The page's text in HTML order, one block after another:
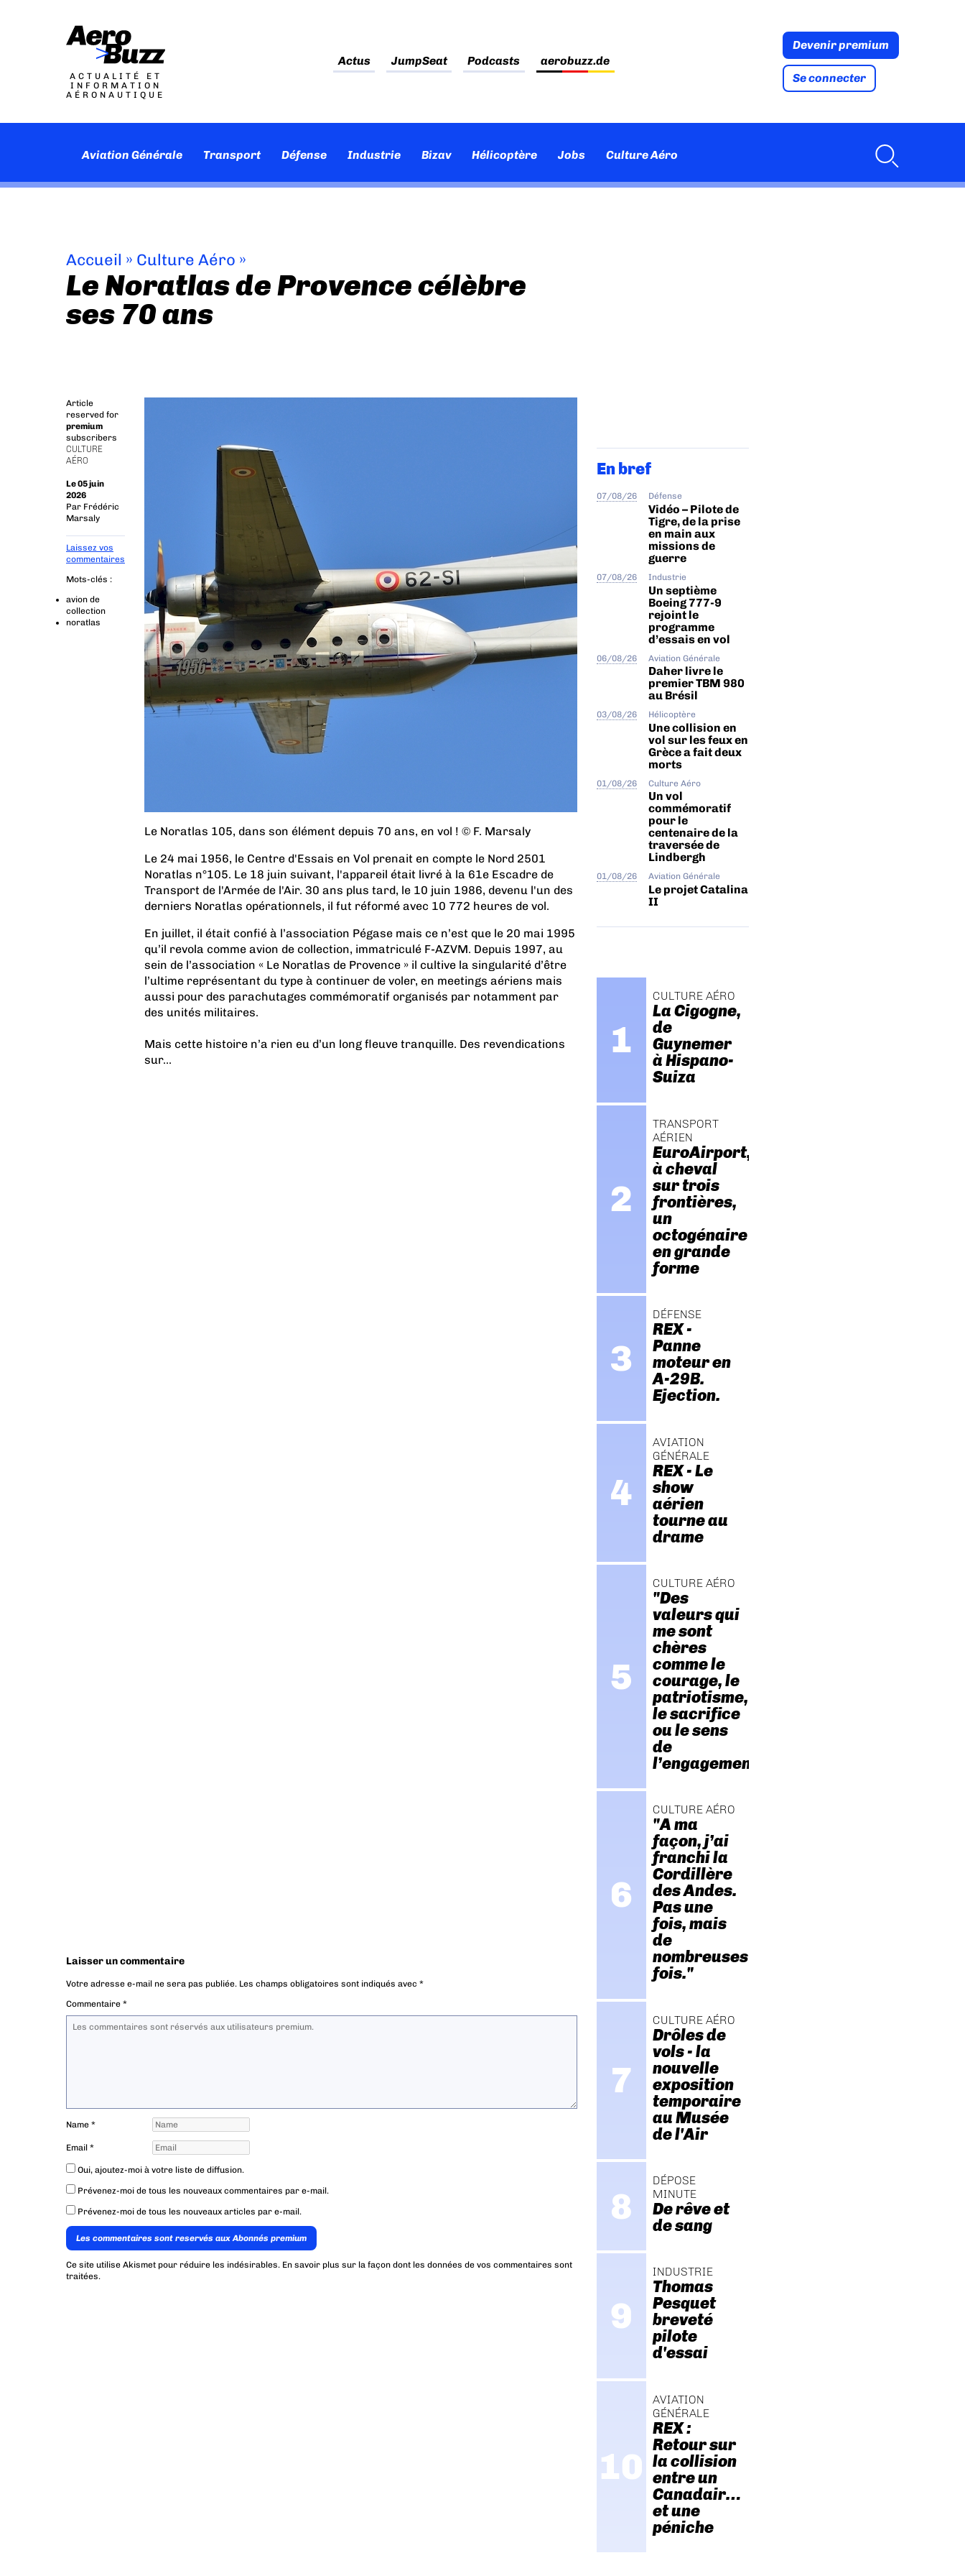
ACTUALITÉ ET
INFORMATION
AÉRONAUTIQUE
Actus JumpSeat Podcasts aerobuzz.de
Devenir premium
Se connecter
Aviation Générale Transport Défense Industrie Bizav Hélicoptère Jobs Culture Aéro
Accueil » Culture Aéro »
Le Noratlas de Provence célèbre
ses 70 ans
Article
reserved for
premium
subscribers
CULTURE
AÉRO
Le 05 juin
2026
Par Frédéric
Marsaly
Laissez vos
commentaires
Mots-clés :
avion de
collection
noratlas
Le Noratlas 105, dans son élément depuis 70 ans, en vol ! © F. Marsaly
Le 24 mai 1956, le Centre d'Essais en Vol prenait en compte le Nord 2501
Noratlas n°105. Le 18 juin suivant, l'appareil était livré à la 61e Escadre de
Transport de l'Armée de l'Air. 30 ans plus tard, le 10 juin 1986, devenu l'un des
derniers Noratlas opérationnels, il fut réformé avec 10 772 heures de vol.
En juillet, il était confié à l’association Pégase mais ce n’est que le 20 mai 1995
qu’il revola comme avion de collection, immatriculé F-AZVM. Depuis 1997, au
sein de l’association « Le Noratlas de Provence » il cultive la singularité d’être
l’ultime représentant du type à continuer de voler, en meetings aériens mais
aussi pour des parachutages commémoratif organisés par notamment par
des unités militaires.
Mais cette histoire n’a rien eu d’un long fleuve tranquille. Des revendications
sur...
Laisser un commentaire
Votre adresse e-mail ne sera pas publiée. Les champs obligatoires sont indiqués avec *
Commentaire *
Name *
Email *
Oui, ajoutez-moi à votre liste de diffusion.
Prévenez-moi de tous les nouveaux commentaires par e-mail.
Prévenez-moi de tous les nouveaux articles par e-mail.
Les commentaires sont reservés aux Abonnés premium
Ce site utilise Akismet pour réduire les indésirables. En savoir plus sur la façon dont les données de vos commentaires sont
traitées.
En bref
07/08/26 Défense
Vidéo – Pilote de
Tigre, de la prise
en main aux
missions de
guerre
07/08/26 Industrie
Un septième
Boeing 777-9
rejoint le
programme
d’essais en vol
06/08/26 Aviation Générale
Daher livre le
premier TBM 980
au Brésil
03/08/26 Hélicoptère
Une collision en
vol sur les feux en
Grèce a fait deux
morts
01/08/26 Culture Aéro
Un vol
commémoratif
pour le
centenaire de la
traversée de
Lindbergh
01/08/26 Aviation Générale
Le projet Catalina
II
CULTURE AÉRO
La Cigogne,
de
Guynemer
à Hispano-
Suiza
TRANSPORT
AÉRIEN
EuroAirport,
à cheval
sur trois
frontières,
un
octogénaire
en grande
forme
DÉFENSE
REX -
Panne
moteur en
A-29B.
Ejection.
AVIATION
GÉNÉRALE
REX - Le
show
aérien
tourne au
drame
CULTURE AÉRO
"Des
valeurs qui
me sont
chères
comme le
courage, le
patriotisme,
le sacrifice
ou le sens
de
l’engagement."
CULTURE AÉRO
"A ma
façon, j’ai
franchi la
Cordillère
des Andes.
Pas une
fois, mais
de
nombreuses
fois."
CULTURE AÉRO
Drôles de
vols - la
nouvelle
exposition
temporaire
au Musée
de l'Air
DÉPOSE
MINUTE
De rêve et
de sang
INDUSTRIE
Thomas
Pesquet
breveté
pilote
d'essai
AVIATION
GÉNÉRALE
REX :
Retour sur
la collision
entre un
Canadair…
et une
péniche